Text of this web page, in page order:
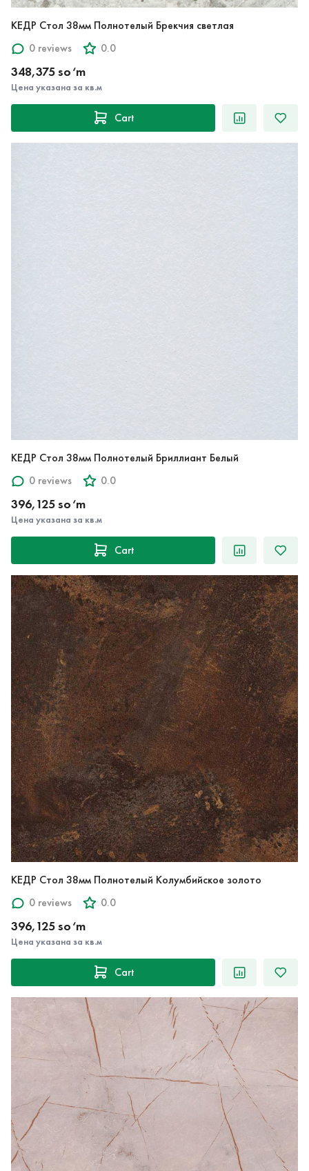
КЕДР Стол 38мм Полнотелый Брекчия светлая
0 reviews
0.0
348,375 so‘m
Цена указана за кв.м
Cart
КЕДР Стол 38мм Полнотелый Бриллиант Белый
0 reviews
0.0
396,125 so‘m
Цена указана за кв.м
Cart
КЕДР Стол 38мм Полнотелый Колумбийское золото
0 reviews
0.0
396,125 so‘m
Цена указана за кв.м
Cart